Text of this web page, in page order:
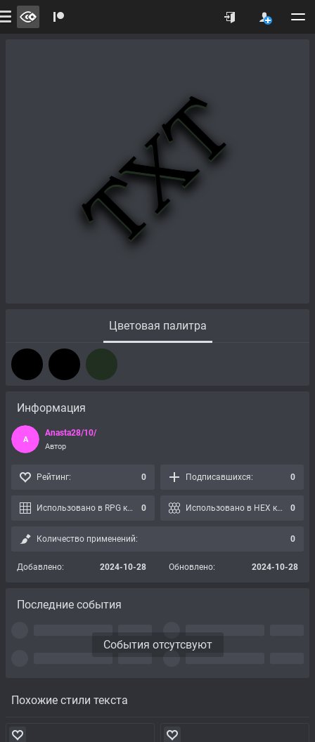
Цветовая палитра
Похожие стили текста
Информация
A
Anasta28/10/
Автор
Рейтинг: 0 Подписавшихся: 0
Использовано в RPG картах: 0 Использовано в HEX картах: 0
Количество применений: 0
Добавлено: 2024-10-28 Обновлено: 2024-10-28
Последние события
События отсутсвуют